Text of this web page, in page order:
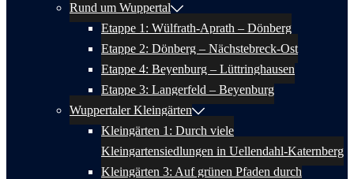
Rund um Wuppertal
Etappe 1: Wülfrath-Aprath – Dönberg
Etappe 2: Dönberg – Nächstebreck-Ost
Etappe 4: Beyenburg – Lüttringhausen
Etappe 3: Langerfeld – Beyenburg
Wuppertaler Kleingärten
Kleingärten 1: Durch viele
Kleingartensiedlungen in Uellendahl-Katernberg
Kleingärten 3: Auf grünen Pfaden durch